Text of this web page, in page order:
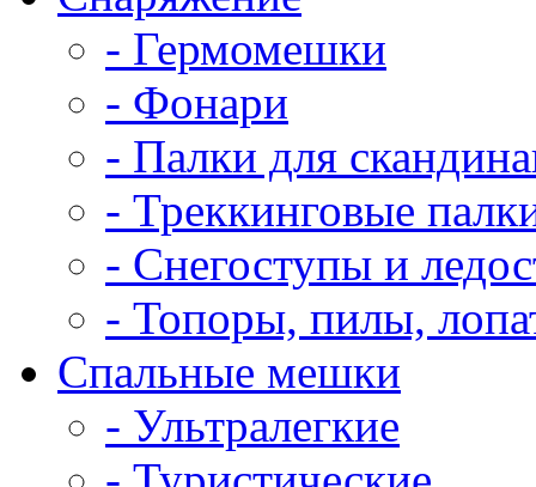
- Гермомешки
- Фонари
- Палки для
- Треккинговые
- Снегоступы и
- Топоры, пилы,
Спальные мешки
- Ультралегкие